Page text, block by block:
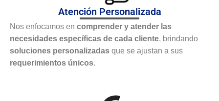
Atención Personalizada
Nos enfocamos en comprender y atender las
necesidades específicas de cada cliente, brindando
soluciones personalizadas que se ajustan a sus
requerimientos únicos.